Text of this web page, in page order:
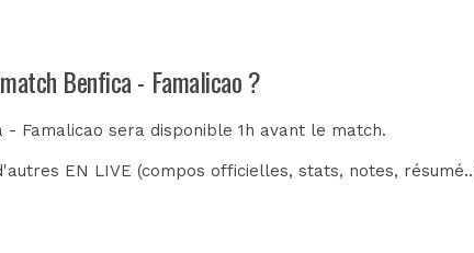
Benfica - Famalicao ?
Famalicao sera disponible 1h avant le match.
EN LIVE (compos officielles, stats, notes,